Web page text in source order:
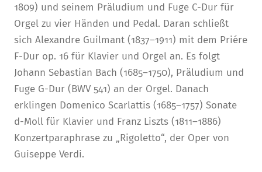
1809) und seinem Präludium und Fuge C-Dur für
Orgel zu vier Händen und Pedal. Daran schließt
sich Alexandre Guilmant (1837–1911) mit dem Priére
F-Dur op. 16 für Klavier und Orgel an. Es folgt
Johann Sebastian Bach (1685–1750), Präludium und
Fuge G-Dur (BWV 541) an der Orgel. Danach
erklingen Domenico Scarlattis (1685–1757) Sonate
d-Moll für Klavier und Franz Liszts (1811–1886)
Konzertparaphrase zu „Rigoletto“, der Oper von
Guiseppe Verdi.